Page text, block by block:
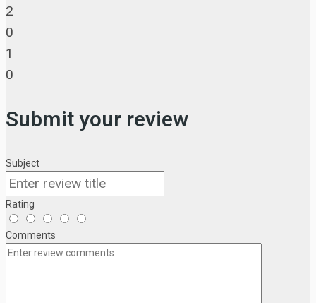
2
0
1
0
Submit your review
Subject
Rating
Comments